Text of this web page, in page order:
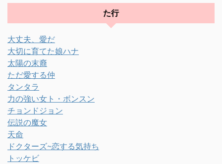
た行
大丈夫、愛だ
大切に育てた娘ハナ
太陽の末裔
ただ愛する仲
タンタラ
力の強い女ト・ボンスン
チョンドジョン
伝説の魔女
天命
ドクターズ~恋する気持ち
トッケビ